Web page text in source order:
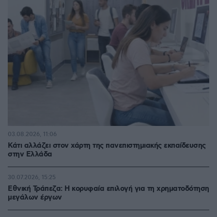
Κάτι αλλάζει στον χάρτη της πανεπιστημιακής εκπαίδευσης
στην Ελλάδα
03.08.2026, 11:06
Εθνική Τράπεζα: Η κορυφαία επιλογή για τη χρηματοδότηση
μεγάλων έργων
30.07.2026, 15:25